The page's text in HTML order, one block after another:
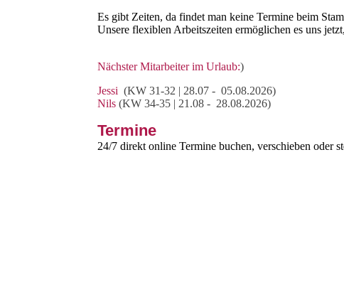
Es gibt Zeiten, da findet man keine Termine beim
Unsere flexiblen Arbeitszeiten ermöglichen es uns
Nächster Mitarbeiter im Urlaub:)
Jessi (KW 31-32 | 28.07 - 05.08.2026)
Nils (KW 34-35 | 21.08 - 28.08.2026)
Termine
24/7 direkt online Termine buchen, verschieben oder